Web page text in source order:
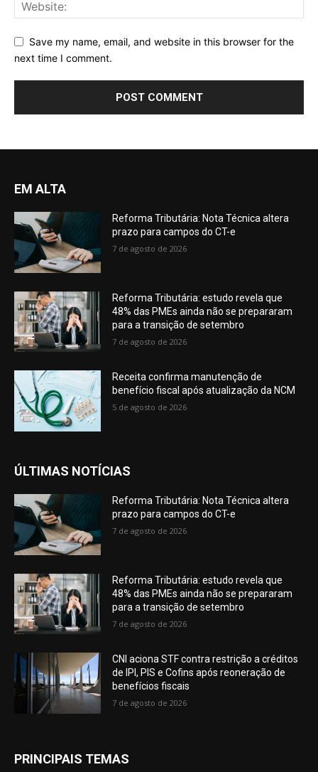
Save my name, email, and website in this browser for the
next time I comment.
EM ALTA
Reforma Tributária: Nota Técnica altera
prazo para campos do CT-e
7 de agosto de 2026
Reforma Tributária: estudo revela que
48% das PMEs ainda não se prepararam
para a transição de setembro
7 de agosto de 2026
Receita confirma manutenção de
benefício fiscal após atualização da NCM
5 de agosto de 2026
ÚLTIMAS NOTÍCIAS
Reforma Tributária: Nota Técnica altera
prazo para campos do CT-e
7 de agosto de 2026
Reforma Tributária: estudo revela que
48% das PMEs ainda não se prepararam
para a transição de setembro
7 de agosto de 2026
CNI aciona STF contra restrição a créditos
de IPI, PIS e Cofins após reoneração de
benefícios fiscais
7 de agosto de 2026
PRINCIPAIS TEMAS